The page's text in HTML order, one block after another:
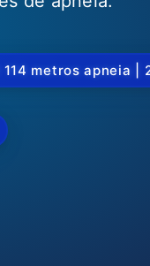
metros apneia |